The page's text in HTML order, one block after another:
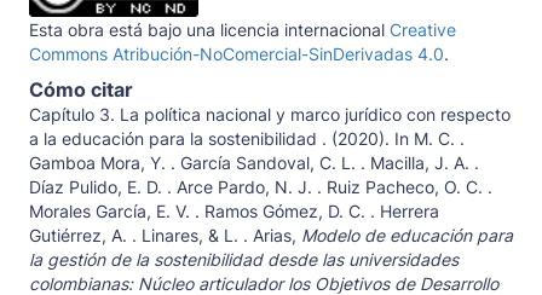
Esta obra está bajo una licencia internacional Creative
Commons Atribución-NoComercial-SinDerivadas 4.0.
Cómo citar
Capítulo 3. La política nacional y marco jurídico con respecto
a la educación para la sostenibilidad . (2020). In M. C. .
Gamboa Mora, Y. . García Sandoval, C. L. . Macilla, J. A. .
Díaz Pulido, E. D. . Arce Pardo, N. J. . Ruiz Pacheco, O. C. .
Morales García, E. V. . Ramos Gómez, D. C. . Herrera
Gutiérrez, A. . Linares, & L. . Arias, Modelo de educación para
la gestión de la sostenibilidad desde las universidades
colombianas: Núcleo articulador los Objetivos de Desarrollo